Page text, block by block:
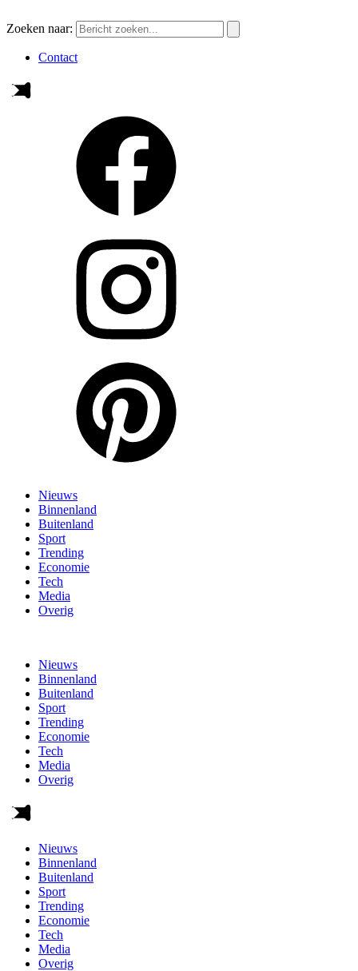
Zoeken naar:
Contact
Nieuws
Binnenland
Buitenland
Sport
Trending
Economie
Tech
Media
Overig
Nieuws
Binnenland
Buitenland
Sport
Trending
Economie
Tech
Media
Overig
Nieuws
Binnenland
Buitenland
Sport
Trending
Economie
Tech
Media
Overig